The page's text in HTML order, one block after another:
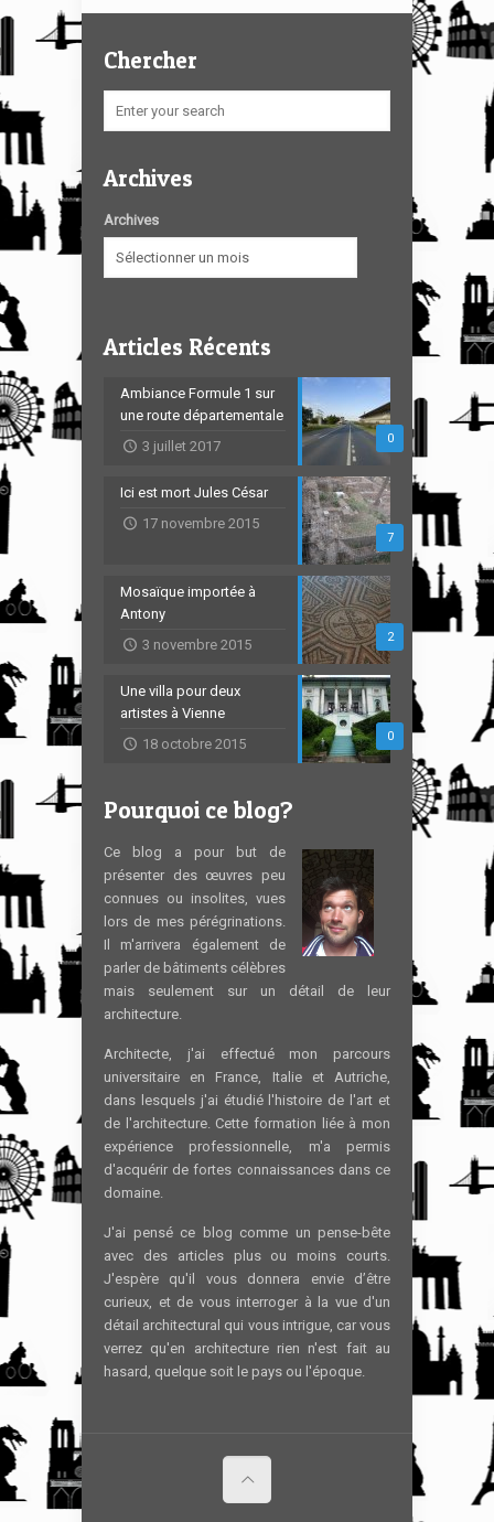
Chercher
Archives
Archives
Articles Récents
0
Ambiance Formule 1 sur
une route départementale
3 juillet 2017
7
Ici est mort Jules César
17 novembre 2015
2
Mosaïque importée à
Antony
3 novembre 2015
0
Une villa pour deux
artistes à Vienne
18 octobre 2015
Pourquoi ce blog?
Ce blog a pour but de
présenter des œuvres peu
connues ou insolites, vues
lors de mes pérégrinations.
Il m'arrivera également de
parler de bâtiments célèbres
mais seulement sur un détail de leur
architecture.
Architecte, j'ai effectué mon parcours
universitaire en France, Italie et Autriche,
dans lesquels j'ai étudié l'histoire de l'art et
de l'architecture. Cette formation liée à mon
expérience professionnelle, m'a permis
d'acquérir de fortes connaissances dans ce
domaine.
J'ai pensé ce blog comme un pense-bête
avec des articles plus ou moins courts.
J'espère qu'il vous donnera envie d’être
curieux, et de vous interroger à la vue d'un
détail architectural qui vous intrigue, car vous
verrez qu'en architecture rien n'est fait au
hasard, quelque soit le pays ou l'époque.